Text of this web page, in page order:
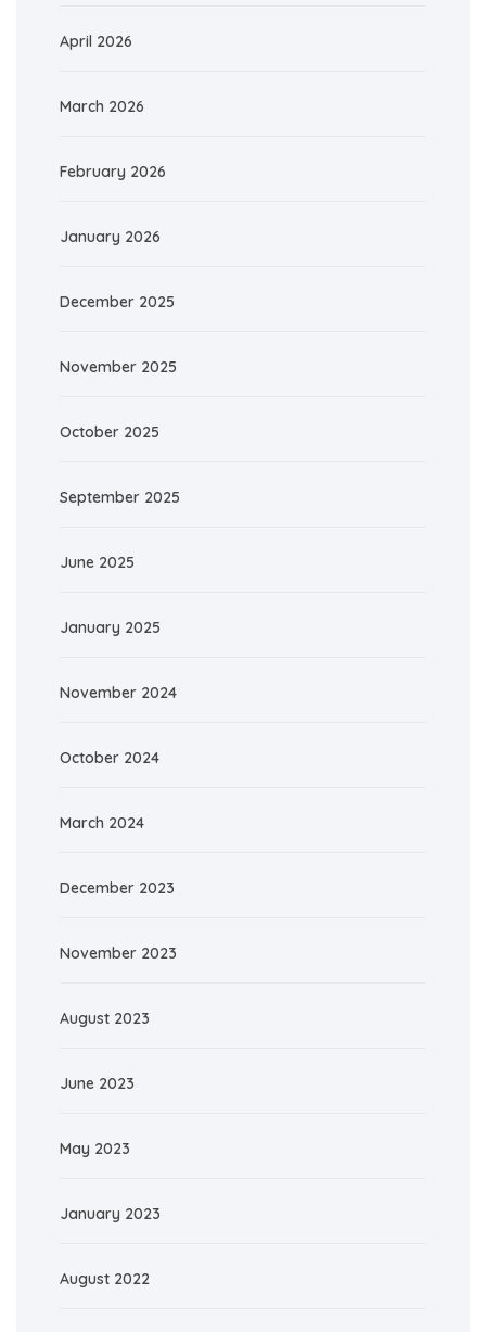
April 2026
March 2026
February 2026
January 2026
December 2025
November 2025
October 2025
September 2025
June 2025
January 2025
November 2024
October 2024
March 2024
December 2023
November 2023
August 2023
June 2023
May 2023
January 2023
August 2022